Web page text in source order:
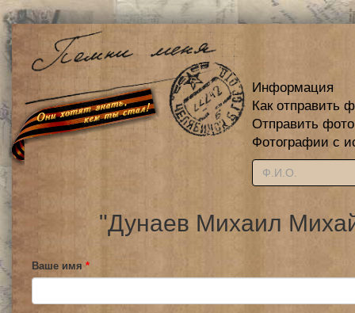
Информация
Как отправить
Отправить
Фотографии с
"Дунаев Михаил
Ваше имя *